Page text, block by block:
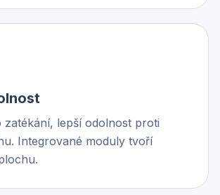
zatékání, lepší odolnost proti
Integrované moduly tvoří